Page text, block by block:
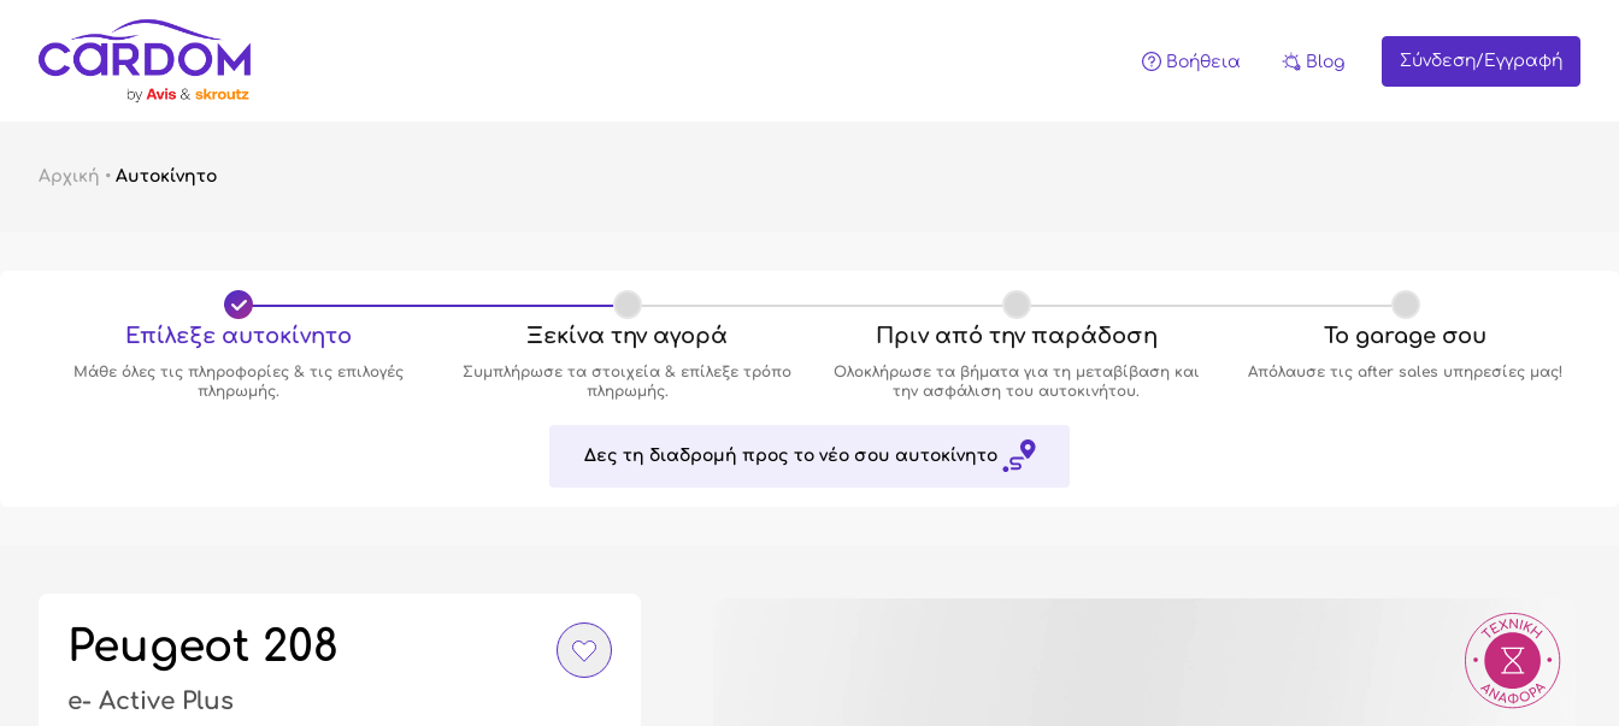
Βοήθεια Blog Σύνδεση/Εγγραφή
Αρχική • Αυτοκίνητο
Επίλεξε αυτοκίνητο
Μάθε όλες τις πληροφορίες & τις επιλογές
πληρωμής.
Ξεκίνα την αγορά
Συμπλήρωσε τα στοιχεία & επίλεξε τρόπο
πληρωμής.
Πριν από την παράδοση
Ολοκλήρωσε τα βήματα για τη μεταβίβαση και
την ασφάλιση του αυτοκινήτου.
Το garage σου
Απόλαυσε τις after sales υπηρεσίες μας!
Δες τη διαδρομή προς το νέο σου αυτοκίνητο
Peugeot 208
e- Active Plus